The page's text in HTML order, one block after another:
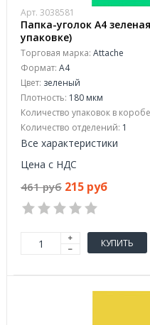
Арт. 3038581
Папка-уголок A4
упаковке)
Торговая марка: Attache
Формат: А4
Цвет: зеленый
Плотность: 180 мкм
Количество упаковок в
Количество отделений: 1
Все характеристики
Цена с НДС
461 руб 215 руб
КУПИТЬ